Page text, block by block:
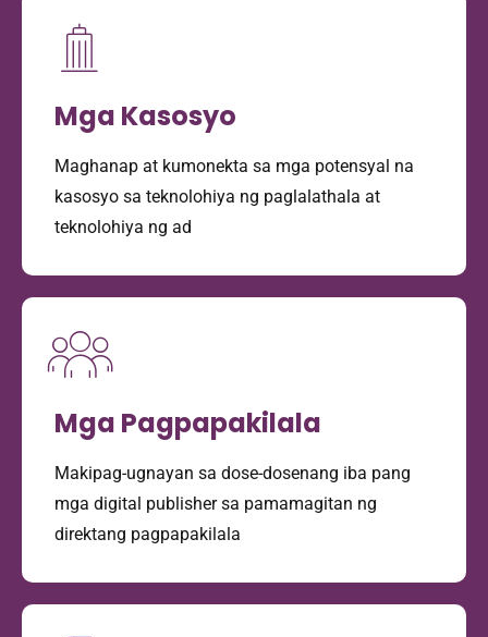
Mga Kasosyo
Maghanap at kumonekta sa mga potensyal na
kasosyo sa teknolohiya ng paglalathala at
teknolohiya ng ad
Mga Pagpapakilala
Makipag-ugnayan sa dose-dosenang iba pang
mga digital publisher sa pamamagitan ng
direktang pagpapakilala